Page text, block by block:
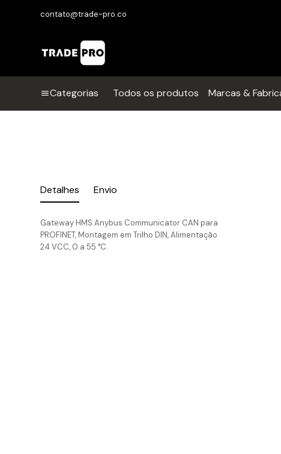
contato@trade-pro.co
Categorias Todos os produtos Marcas &
Detalhes Envio
Gateway HMS Anybus Communicator CAN para
PROFINET, Montagem em Trilho DIN, Alimentação
24 VCC, 0 a 55 °C.